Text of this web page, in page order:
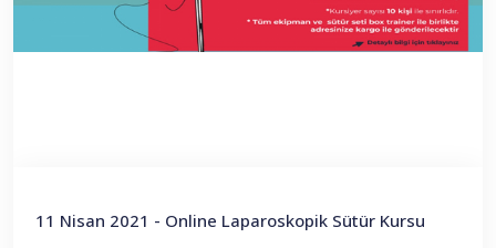
11 Nisan 2021 - Online Laparoskopik Sütür Kursu